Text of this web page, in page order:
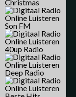
Christmas
Son FM
40up Radio
Deep Radio